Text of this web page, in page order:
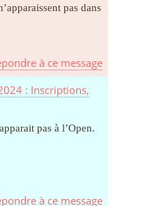
pas dans
à ce message
: Inscriptions,
pas à l’Open.
à ce message